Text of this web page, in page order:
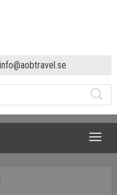
info@aobtravel.se